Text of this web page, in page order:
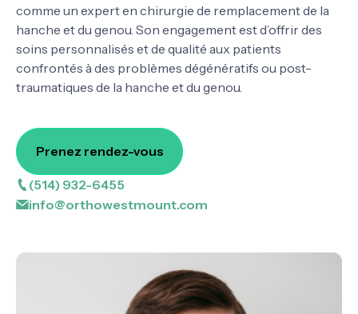
comme un expert en chirurgie de remplacement de la
hanche et du genou. Son engagement est d’offrir des
soins personnalisés et de qualité aux patients
confrontés à des problèmes dégénératifs ou post-
traumatiques de la hanche et du genou.
Prenez rendez-vous
(514) 932-6455
info@orthowestmount.com